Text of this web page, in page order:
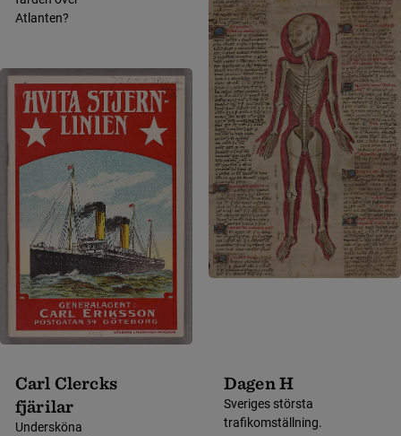
Atlanten?
Carl Clercks
fjärilar
Undersköna
Dagen H
Sveriges största
trafikomställning.